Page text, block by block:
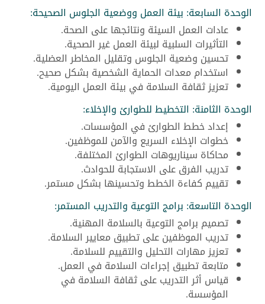
الوحدة السابعة: بيئة العمل ووضعية الجلوس الصحيحة:
عادات العمل السيئة ونتائجها على الصحة.
التأثيرات السلبية لبيئة العمل غير الصحية.
تحسين وضعية الجلوس وتقليل المخاطر العضلية.
استخدام معدات الحماية الشخصية بشكل صحيح.
تعزيز ثقافة السلامة في بيئة العمل اليومية.
الوحدة الثامنة: التخطيط للطوارئ والإخلاء:
إعداد خطط الطوارئ في المؤسسات.
خطوات الإخلاء السريع والآمن للموظفين.
محاكاة سيناريوهات الطوارئ المختلفة.
تدريب الفرق على الاستجابة للحوادث.
تقييم كفاءة الخطط وتحسينها بشكل مستمر.
الوحدة التاسعة: برامج التوعية والتدريب المستمر:
تصميم برامج التوعية بالسلامة المهنية.
تدريب الموظفين على تطبيق معايير السلامة.
تعزيز مهارات التحليل والتقييم للسلامة.
متابعة تطبيق إجراءات السلامة في العمل.
قياس أثر التدريب على ثقافة السلامة في
المؤسسة.